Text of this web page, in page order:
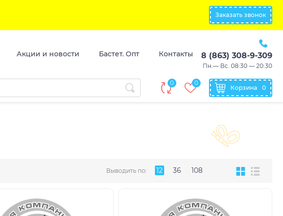
Заказать звонок
Акции и новости Бастет. Опт Контакты 8 (863) 308-9-309
Пн.— Вс. 08:30 — 20:30
0 0
Корзина 0
Выводить по: 12 36 108